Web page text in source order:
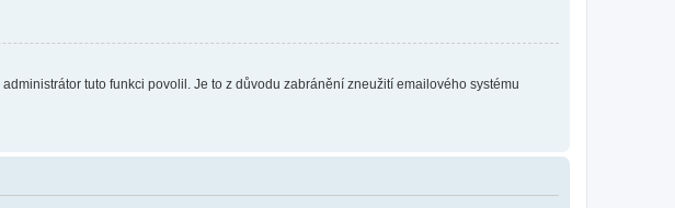
tuto funkci povolil. Je to z důvodu zabránění zneužití emailového systému